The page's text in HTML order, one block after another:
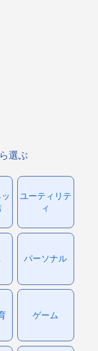
選ぶ
ユーティリテ
ィ
パーソナル
ゲーム